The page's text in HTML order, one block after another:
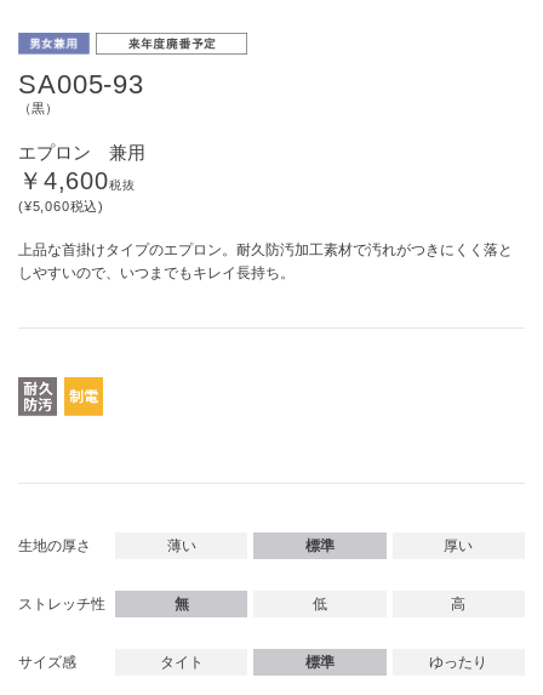
SA005-93
（黒）
エプロン 兼用
￥4,600税抜
(¥5,060税込)
上品な首掛けタイプのエプロン。耐久防汚加工素材で汚れがつきにくく落と
しやすいので、いつまでもキレイ長持ち。
生地の厚さ 薄い 標準 厚い
ストレッチ性 無 低 高
サイズ感 タイト 標準 ゆったり